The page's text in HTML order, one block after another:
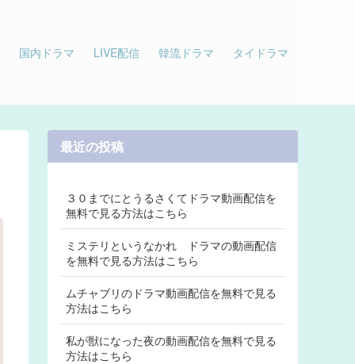
国内ドラマ LIVE配信 韓流ドラマ タイドラマ
最近の投稿
３０までにとうるさくてドラマ動画配信を
無料で見る方法はこちら
ミステリというなかれ ドラマの動画配信
を無料で見る方法はこちら
ムチャブリのドラマ動画配信を無料で見る
方法はこちら
私が獣になった夜の動画配信を無料で見る
方法はこちら